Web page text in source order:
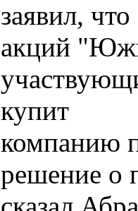
заявил,
акций
купит
компанию
решение о